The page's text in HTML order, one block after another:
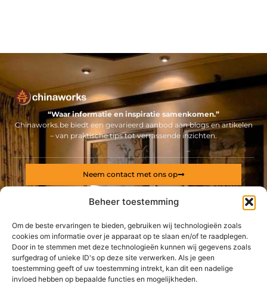
Beheer toestemming
Om de beste ervaringen te bieden, gebruiken wij technologieën zoals
cookies om informatie over je apparaat op te slaan en/of te raadplegen.
Door in te stemmen met deze technologieën kunnen wij gegevens zoals
surfgedrag of unieke ID's op deze site verwerken. Als je geen
toestemming geeft of uw toestemming intrekt, kan dit een nadelige
invloed hebben op bepaalde functies en mogelijkheden.
“Waar informatie en inspiratie samenkomen.”
Chinaworks.be biedt een gevarieerd aanbod aan blogs en artikelen
– van praktische tips tot verrassende inzichten.
De best gelezen stukken op een rij
Duidelijkheid in je toekomst? Outplacement helpt
butter project nu downloaden
Neem contact met ons op